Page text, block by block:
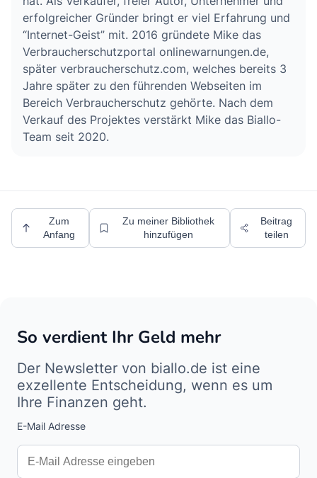
erfolgreicher Gründer bringt er viel Erfahrung und
“Internet-Geist” mit. 2016 gründete Mike das
Verbraucherschutzportal onlinewarnungen.de,
später verbraucherschutz.com, welches bereits 3
Jahre später zu den führenden Webseiten im
Bereich Verbraucherschutz gehörte. Nach dem
Verkauf des Projektes verstärkt Mike das Biallo-
Team seit 2020.
Zum
Anfang
Zu meiner Bibliothek
hinzufügen
Beitrag
teilen
So verdient Ihr Geld mehr
Der Newsletter von biallo.de ist eine
exzellente Entscheidung, wenn es um
Ihre Finanzen geht.
E-Mail Adresse
Interests
Amount